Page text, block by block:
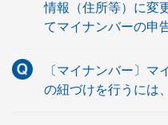
情報（住所等）に変
てマイナンバーの申
〔マイナンバー〕マ
の紐づけを行うには